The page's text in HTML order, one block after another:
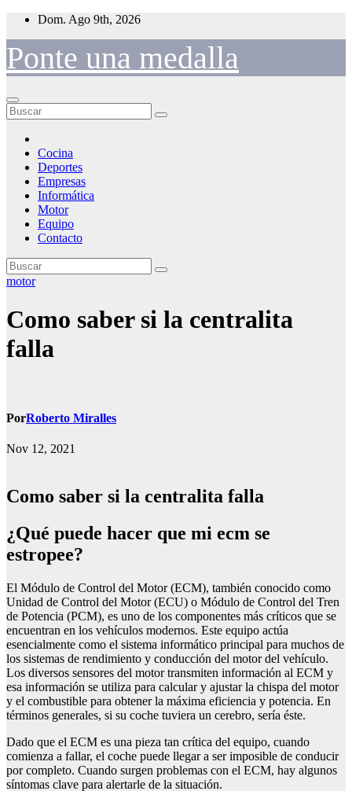
Saltar
contenido
Dom. Ago 9th, 2026
Ponte una medalla
Cocina
Deportes
Empresas
Informática
Motor
Equipo
Contacto
motor
Como saber si la centralita
falla
PorRoberto Miralles
Nov 12, 2021
Como saber si la centralita falla
¿qué puede hacer que mi ecm se
estropee?
El Módulo de Control del Motor (ECM), también conocido como
Unidad de Control del Motor (ECU) o Módulo de Control del Tren
de Potencia (PCM), es uno de los componentes más críticos que se
encuentran en los vehículos modernos. Este equipo actúa
esencialmente como el sistema informático principal para muchos de
los sistemas de rendimiento y conducción del motor del vehículo.
Los diversos sensores del motor transmiten información al ECM y
esa información se utiliza para calcular y ajustar la chispa del motor
y el combustible para obtener la máxima eficiencia y potencia. En
términos generales, si su coche tuviera un cerebro, sería éste.
Dado que el ECM es una pieza tan crítica del equipo, cuando
comienza a fallar, el coche puede llegar a ser imposible de conducir
por completo. Cuando surgen problemas con el ECM, hay algunos
síntomas clave para alertarle de la situación.